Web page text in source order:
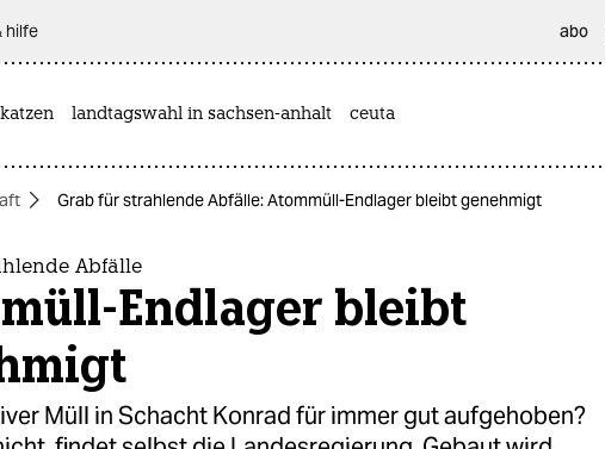
hilfe abo
katzen landtagswahl in sachsen-anhalt ceuta
Grab für strahlende Abfälle: Atommüll-Endlager bleibt genehmigt
Abfälle
Endlager bleibt
Müll in Schacht Konrad für immer gut aufgehoben?